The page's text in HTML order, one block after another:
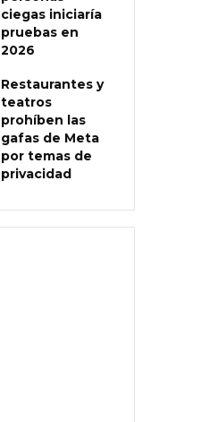
ciegas iniciaría
pruebas en
2026
Restaurantes y
teatros
prohíben las
gafas de Meta
por temas de
privacidad